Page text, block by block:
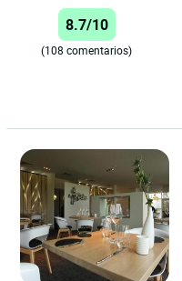
8.7/10
(108 comentarios)